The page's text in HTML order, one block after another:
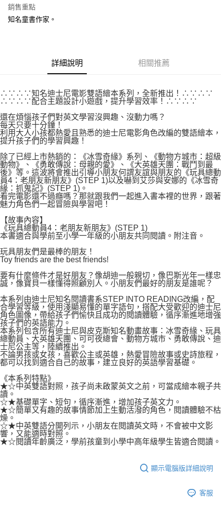
※ 請注意：結帳手續完成當下不需立刻繳費，但若您需要取消訂單，請聯絡
購買商品的店家。未經商家同意取消之訂單仍視為有效，需透過AFTEE先享
後付繳納相關費用。
權轉讓予恩沛科技股份有限公司。
２．關於個人資料處理事宜，請瀏覽以下網址：
https://aftee.tw/terms/#terms3
３．未成年的使用者請事先徵得法定代理人或監護人之同意方可使用
「AFTEE先享後付」，若未經同意申辦者引起之損失，本公司不負相關責
任。
時審查核予不同之上限額度；若仍有額度不足之情形，本公司將視審查結果
請求用戶進行身份認證。
５．嚴禁一人註冊多個帳號或使用他人資訊註冊。若發現惡意使用之情形，
恩沛科技股份有限公司將有權停止該用戶之使用額度並採取法律行動。
每筆NT$80，滿NT$500(含以上)免運費
付款後7-11取貨
宅配
每筆NT$100，滿NT$800(含以上)免運費
國家/地區配送 查看運費
銷售重點
知名童書作家。
詳細說明 相關推薦
∴∵∴∵知名迪士尼電影雙語繪本系列，全新推出！∴∵∴∵
∴∵∴∵配合主題設計小遊戲，提升學習效率！∴∵∴∵
還在煩惱孩子們對英文學習沒興趣、沒動力嗎？
每天只要十分鐘！
利用大人小孩都熱愛且熟悉的迪士尼電影角色改編的雙語繪本，
提升孩子們的學習興趣！
除了已經上市熱銷的：《冰雪奇緣》系列、《動物方城市：超級
動物》、《勇敢傳說：母親的愛》、《大英雄天團：戰鬥到最
後》等。這波將會推出引導小朋友何謂友誼與朋友的《玩具總動
員4：老朋友新朋友》(STEP 1)以及嚇到艾莎與安娜的《冰雪奇
緣：抓鬼記》(STEP 1)。
看完電影還不過癮嗎？那就跟我們一起進入書本裡的世界，跟著
魅力角色們一起冒險與學習吧！
【故事內容】
《玩具總動員4：老朋友新朋友》(STEP 1)
本書適合與學前至小學一年級的小朋友共同閱讀。附注音。
玩具朋友們是最棒的朋友！
Toy friends are the best friends!
要有什麼條件才是好朋友？像胡迪一般親切，像巴斯光年一樣忠
誠，像寶貝一樣懂得照顧別人。小朋友們最好的朋友是誰呢？
本系列由迪士尼知名閱讀書系STEP INTO READING改編，配
合學習等級，使用淺顯易懂的單字語句，搭配大受歡迎的迪士尼
角色圖像，帶給孩子們愉快且成功的閱讀體驗，循序漸進地增強
孩子們的英語能力。
本系列包含所有迪士尼與皮克斯知名動畫故事：冰雪奇緣、玩具
總動員、大英雄天團、可可夜總會、動物方城市、勇敢傳說、迪
士尼公主等，陸續推出。
不論男孩或女孩，喜歡公主或英雄，熱愛冒險故事或史詩旅程，
都可以找到適合自己的故事，建立良好的英語學習基礎。
《本系列特點》
★☆中英雙語對照，孩子尚未啟蒙英文之前，可當成繪本親子共
讀。
☆★基礎單字、短句，循序漸進，增加孩子英文力。
★☆簡單又有趣的故事情節加上生動活潑的角色，閱讀體驗不枯
燥。
☆★中英雙語分開列示，小朋友在閱讀英文時，不會被中文影
響，又能適時對照。
★☆閱讀年齡廣泛，學前孩童到小學中高年級學生皆適合閱讀。
顯示電腦版詳細說明
客服